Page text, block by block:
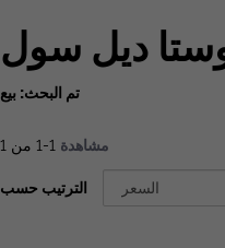
ديل سول
تم البحث: بيع
مشاهدة
الترتيب حسب